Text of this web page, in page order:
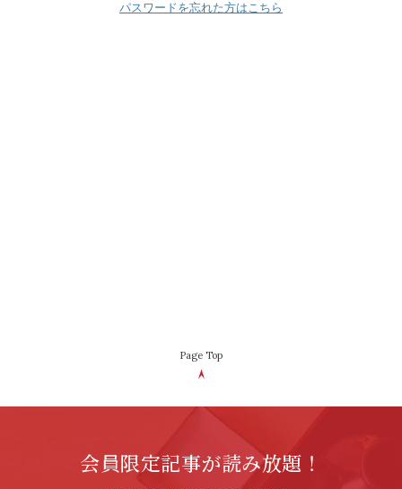
パスワードを忘れた方はこちら
Page Top
会員限定記事が読み放題！